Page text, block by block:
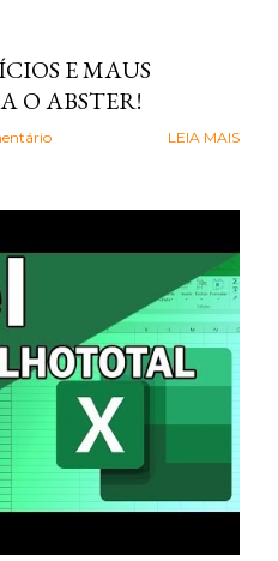
E MAUS
O ABSTER!
LEIA MAIS